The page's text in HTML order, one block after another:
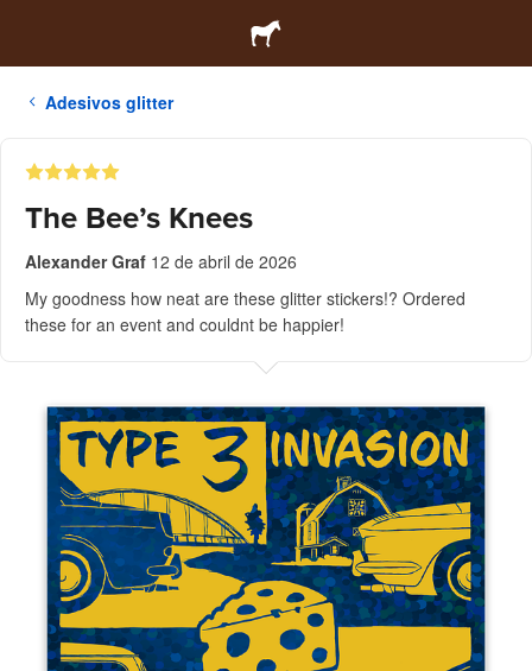
Adesivos glitter
The Bee’s Knees
Alexander Graf 12 de abril de 2026
My goodness how neat are these glitter stickers!? Ordered
these for an event and couldnt be happier!